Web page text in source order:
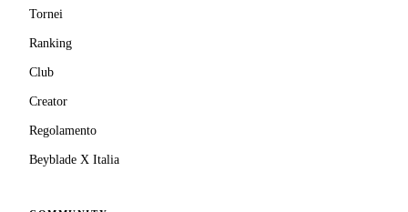
Tornei
Ranking
Club
Creator
Regolamento
Beyblade X Italia